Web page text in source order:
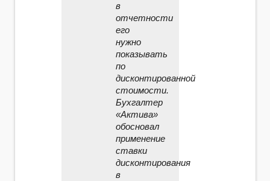
в
отчетности
его
нужно
показывать
по
дисконтированной
стоимости.
Бухгалтер
«Актива»
обосновал
применение
ставки
дисконтирования
в